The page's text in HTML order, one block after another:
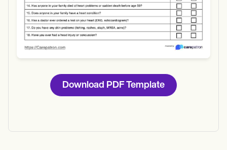
Download PDF Template